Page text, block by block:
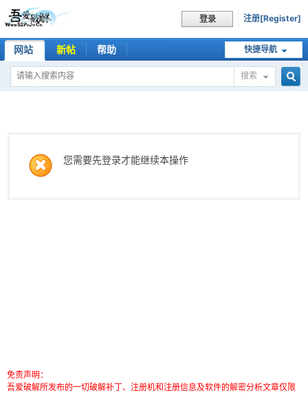
登录 注册[Register]
快捷导航
网站 新帖 帮助
搜索
您需要先登录才能继续本操作
免责声明：
吾爱破解所发布的一切破解补丁、注册机和注册信息及软件的解密分析文章仅限